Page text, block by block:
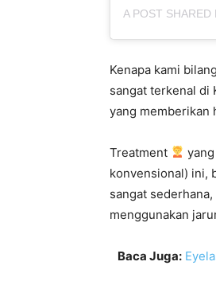
A POST
Kenapa kami
sangat terkenal di
yang memberikan
Treatment
konvensional) ini,
sangat
menggunakan
Baca Juga: